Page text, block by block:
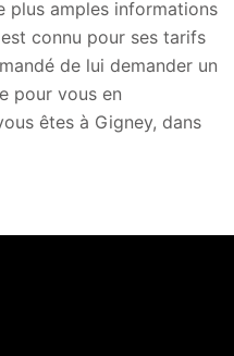
plus amples informations
connu pour ses tarifs
de lui demander un
pour vous en
êtes à Gigney, dans